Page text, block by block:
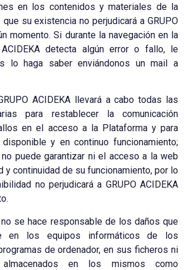
en los contenidos y materiales de la
su existencia no perjudicará a GRUPO
momento. Si durante la navegación en la
detecta algún error o fallo, le
lo haga saber enviándonos un mail a
ACIDEKA llevará a cabo todas las
para restablecer la comunicación
en el acceso a la Plataforma y para
y en continuo funcionamiento;
no puede garantizar ni el acceso a la web
y continuidad de su funcionamiento, por lo
no perjudicará a GRUPO ACIDEKA
no se hace responsable de los daños que
en los equipos informáticos de los
de ordenador, en sus ficheros ni
en los mismos como